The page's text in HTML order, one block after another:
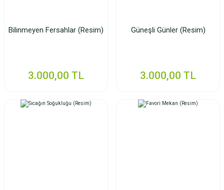
Bilinmeyen Fersahlar (Resim)
3.000,00 TL
Güneşli Günler (Resim)
3.000,00 TL